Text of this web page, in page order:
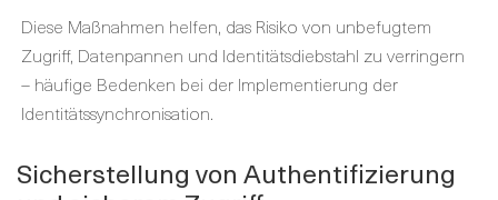
Diese Maßnahmen helfen, das Risiko von unbefugtem
Zugriff, Datenpannen und Identitätsdiebstahl zu verringern
– häufige Bedenken bei der Implementierung der
Identitätssynchronisation.
Sicherstellung von Authentifizierung